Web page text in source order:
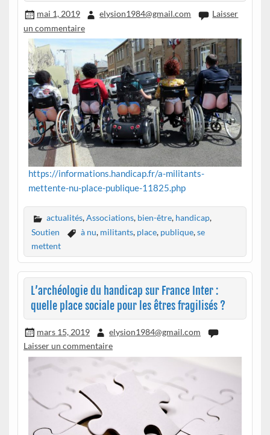
mai 1, 2019 elysion1984@gmail.com
Laisser
un commentaire
https://informations.handicap.fr/a-militants-
mettente-nu-place-publique-11825.php
actualités,Associations, bien-être, handicap,
Soutien
à nu, militants, place, publique,se
mettent
L’archéologie du handicap sur France Inter :
quelle place sociale pour les êtres fragilisés ?
mars 15, 2019
elysion1984@gmail.com
Laisser un commentaire